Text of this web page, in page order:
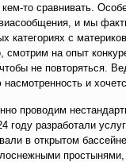
то сравнивать.
и мы
категориях с
смотрим на опыт
не повторяться.
и
проводим
году разработали
в открытом